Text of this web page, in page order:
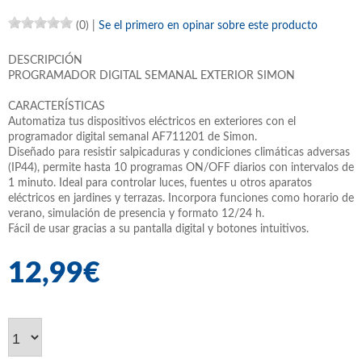
(0) Se el primero en opinar sobre este producto
DESCRIPCIÓN
PROGRAMADOR DIGITAL SEMANAL EXTERIOR SIMON
CARACTERÍSTICAS
Automatiza tus dispositivos eléctricos en exteriores con el
programador digital semanal AF711201 de Simon.
Diseñado para resistir salpicaduras y condiciones climáticas adversas
(IP44), permite hasta 10 programas ON/OFF diarios con intervalos de
1 minuto. Ideal para controlar luces, fuentes u otros aparatos
eléctricos en jardines y terrazas. Incorpora funciones como horario de
verano, simulación de presencia y formato 12/24 h.
Fácil de usar gracias a su pantalla digital y botones intuitivos.
12,99€